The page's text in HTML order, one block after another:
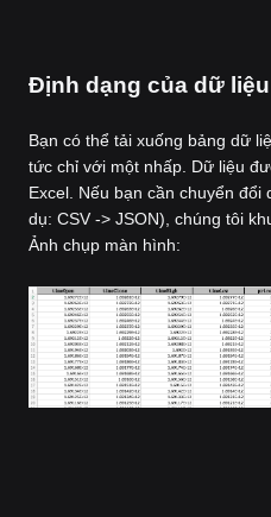
Định dạng của dữ
Bạn có thể tải xuống bảng dữ
tức chỉ với một nhấp. Dữ liệu
Excel. Nếu bạn cần chuyển
dụ: CSV -> JSON), chúng tôi
Ảnh chụp màn hình: